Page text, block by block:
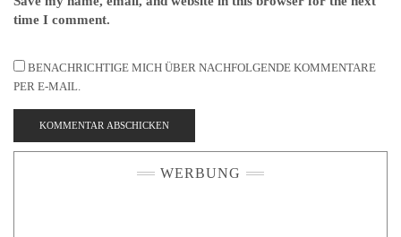
time I comment.
BENACHRICHTIGE MICH ÜBER NACHFOLGENDE KOMMENTARE
PER E-MAIL.
WERBUNG